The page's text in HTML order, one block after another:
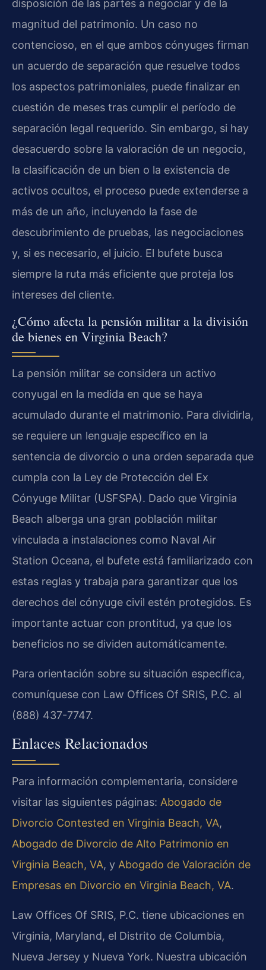
disposición de las partes a negociar y de la
magnitud del patrimonio. Un caso no
contencioso, en el que ambos cónyuges firman
un acuerdo de separación que resuelve todos
los aspectos patrimoniales, puede finalizar en
cuestión de meses tras cumplir el período de
separación legal requerido. Sin embargo, si hay
desacuerdo sobre la valoración de un negocio,
la clasificación de un bien o la existencia de
activos ocultos, el proceso puede extenderse a
más de un año, incluyendo la fase de
descubrimiento de pruebas, las negociaciones
y, si es necesario, el juicio. El bufete busca
siempre la ruta más eficiente que proteja los
intereses del cliente.
¿Cómo afecta la pensión militar a la división
de bienes en Virginia Beach?
La pensión militar se considera un activo
conyugal en la medida en que se haya
acumulado durante el matrimonio. Para dividirla,
se requiere un lenguaje específico en la
sentencia de divorcio o una orden separada que
cumpla con la Ley de Protección del Ex
Cónyuge Militar (USFSPA). Dado que Virginia
Beach alberga una gran población militar
vinculada a instalaciones como Naval Air
Station Oceana, el bufete está familiarizado con
estas reglas y trabaja para garantizar que los
derechos del cónyuge civil estén protegidos. Es
importante actuar con prontitud, ya que los
beneficios no se dividen automáticamente.
Para orientación sobre su situación específica,
comuníquese con Law Offices Of SRIS, P.C. al
(888) 437-7747.
Enlaces Relacionados
Para información complementaria, considere
visitar las siguientes páginas: Abogado de
Divorcio Contested en Virginia Beach, VA,
Abogado de Divorcio de Alto Patrimonio en
Virginia Beach, VA, y Abogado de Valoración de
Empresas en Divorcio en Virginia Beach, VA.
Law Offices Of SRIS, P.C. tiene ubicaciones en
Virginia, Maryland, el Distrito de Columbia,
Nueva Jersey y Nueva York. Nuestra ubicación